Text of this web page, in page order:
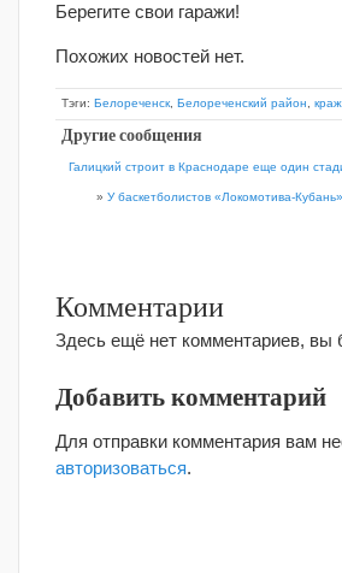
Берегите свои гаражи!
Похожих новостей нет.
Тэги: Белореченск Белореченский район
Другие сообщения
Галицкий строит в Краснодаре еще один
» У баскетболистов «Локомотива-
Комментарии
Здесь ещё нет комментариев, вы
Добавить комментарий
Для отправки комментария вам
авторизоваться.